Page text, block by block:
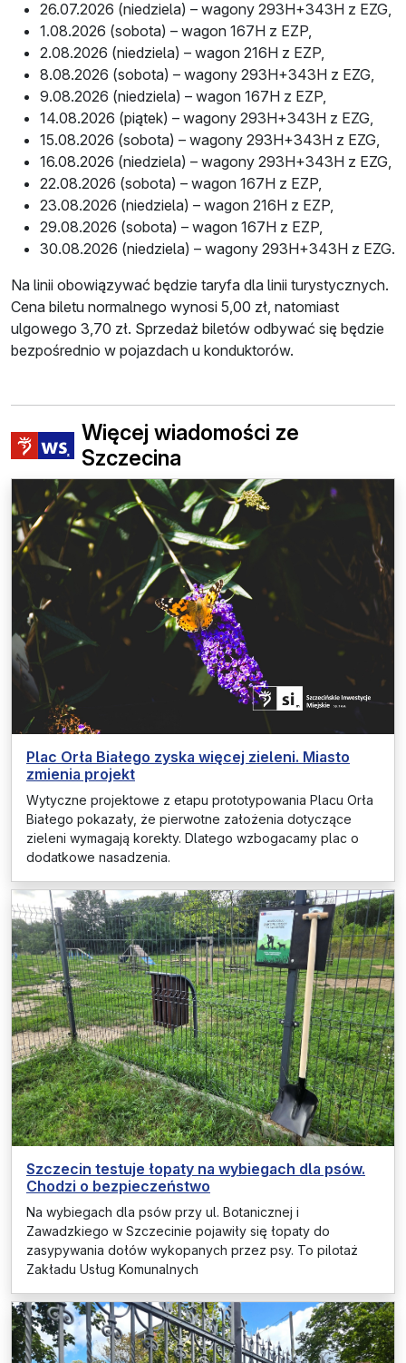
26.07.2026 (niedziela) – wagony 293H+343H z EZG,
1.08.2026 (sobota) – wagon 167H z EZP,
2.08.2026 (niedziela) – wagon 216H z EZP,
8.08.2026 (sobota) – wagony 293H+343H z EZG,
9.08.2026 (niedziela) – wagon 167H z EZP,
14.08.2026 (piątek) – wagony 293H+343H z EZG,
15.08.2026 (sobota) – wagony 293H+343H z EZG,
16.08.2026 (niedziela) – wagony 293H+343H z EZG,
22.08.2026 (sobota) – wagon 167H z EZP,
23.08.2026 (niedziela) – wagon 216H z EZP,
29.08.2026 (sobota) – wagon 167H z EZP,
30.08.2026 (niedziela) – wagony 293H+343H z EZG.
Na linii obowiązywać będzie taryfa dla linii turystycznych.
Cena biletu normalnego wynosi 5,00 zł, natomiast
ulgowego 3,70 zł. Sprzedaż biletów odbywać się będzie
bezpośrednio w pojazdach u konduktorów.
Więcej wiadomości ze
Szczecina
Plac Orła Białego zyska więcej zieleni. Miasto
zmienia projekt
Wytyczne projektowe z etapu prototypowania Placu Orła
Białego pokazały, że pierwotne założenia dotyczące
zieleni wymagają korekty. Dlatego wzbogacamy plac o
dodatkowe nasadzenia.
Szczecin testuje łopaty na wybiegach dla psów.
Chodzi o bezpieczeństwo
Na wybiegach dla psów przy ul. Botanicznej i
Zawadzkiego w Szczecinie pojawiły się łopaty do
zasypywania dołów wykopanych przez psy. To pilotaż
Zakładu Usług Komunalnych